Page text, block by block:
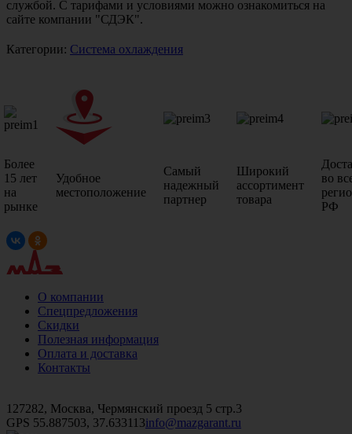
службой. С тарифами и условиями можно ознакомиться на
сайте компании "СДЭК".
Категории: Система охлаждения
Более
15 лет
на
рынке
Удобное
местоположение
Самый
надежный
партнер
Широкий
ассортимент
товара
во
РФ
О компании
Спецпредложения
Скидки
Полезная информация
Оплата и доставка
Контакты
127282, Москва, Чермянский проезд 5 стр.3
GPS 55.887503, 37.633113info@mazgarant.ru